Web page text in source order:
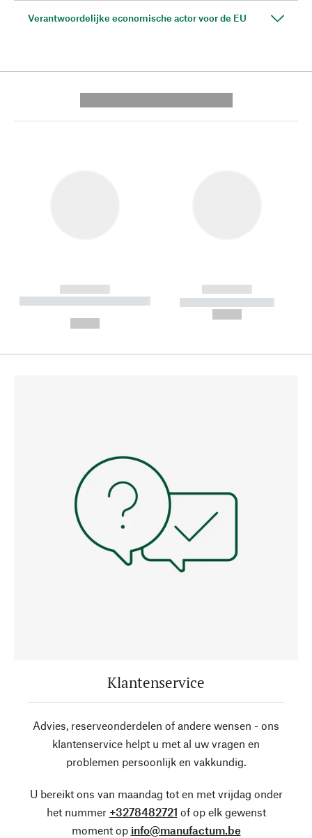
Verantwoordelijke economische actor voor de EU
------------
----------- ----------- --------
------------
----------- -----------
Klantenservice
Advies, reserveonderdelen of andere wensen - ons
klantenservice helpt u met al uw vragen en
problemen persoonlijk en vakkundig.
U bereikt ons van maandag tot en met vrijdag onder
het nummer +3278482721 of op elk gewenst
moment op info@manufactum.be